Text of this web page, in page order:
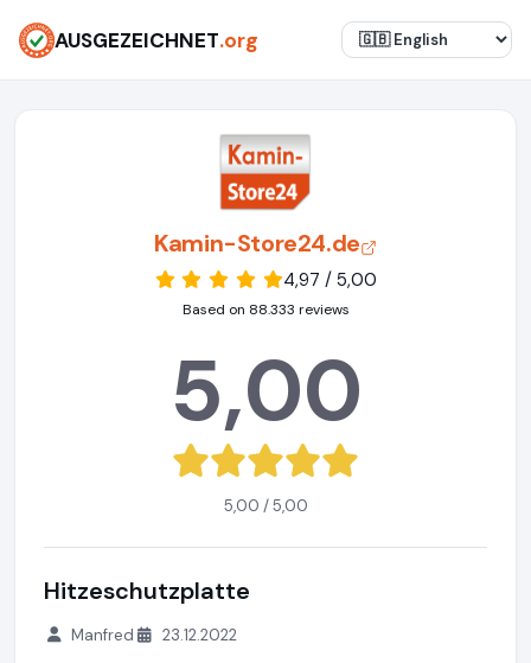
AUSGEZEICHNET.org
Kamin-Store24.de
4,97 / 5,00
Based on 88.333 reviews
5,00
5,00 / 5,00
Hitzeschutzplatte
Manfred 23.12.2022